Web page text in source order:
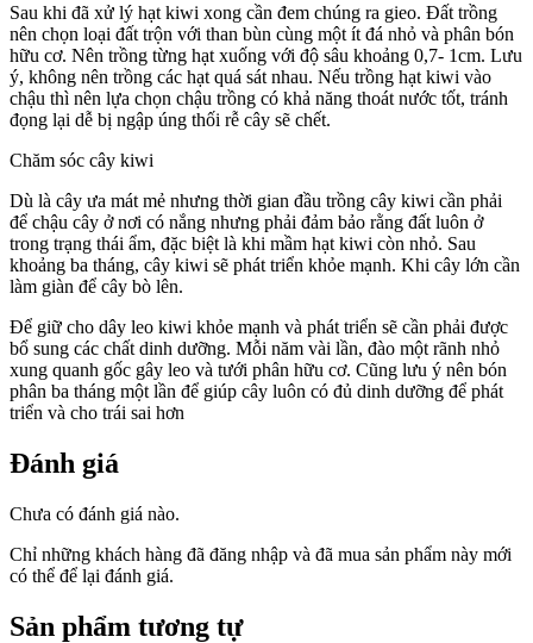
Sau khi đã xử lý hạt kiwi xong cần đem chúng ra gieo. Đất trồng
nên chọn loại đất trộn với than bùn cùng một ít đá nhỏ và phân bón
hữu cơ. Nên trồng từng hạt xuống với độ sâu khoảng 0,7- 1cm. Lưu
ý, không nên trồng các hạt quá sát nhau. Nếu trồng hạt kiwi vào
chậu thì nên lựa chọn chậu trồng có khả năng thoát nước tốt, tránh
đọng lại dễ bị ngập úng thối rễ cây sẽ chết.
Chăm sóc cây kiwi
Dù là cây ưa mát mẻ nhưng thời gian đầu trồng cây kiwi cần phải
để chậu cây ở nơi có nắng nhưng phải đảm bảo rằng đất luôn ở
trong trạng thái ẩm, đặc biệt là khi mầm hạt kiwi còn nhỏ. Sau
khoảng ba tháng, cây kiwi sẽ phát triển khỏe mạnh. Khi cây lớn cần
làm giàn để cây bò lên.
Để giữ cho dây leo kiwi khỏe mạnh và phát triển sẽ cần phải được
bổ sung các chất dinh dưỡng. Mỗi năm vài lần, đào một rãnh nhỏ
xung quanh gốc gây leo và tưới phân hữu cơ. Cũng lưu ý nên bón
phân ba tháng một lần để giúp cây luôn có đủ dinh dưỡng để phát
triển và cho trái sai hơn
Đánh giá
Chưa có đánh giá nào.
Chỉ những khách hàng đã đăng nhập và đã mua sản phẩm này mới
có thể để lại đánh giá.
Sản phẩm tương tự